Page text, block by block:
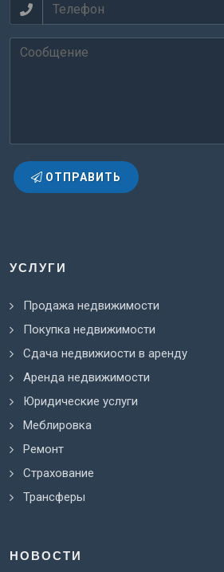
УСЛУГИ
Продажа недвижимости
Покупка недвижимости
Сдача недвижиости в аренду
Аренда недвижимости
Юридические услуги
Меблировка
Ремонт
Страхование
Трансферы
НОВОСТИ
ОТПРАВИТЬ